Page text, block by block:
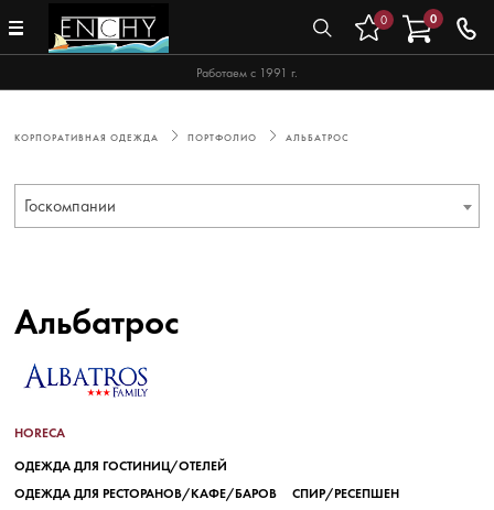
Работаем с 1991 г.
0 0
КОРПОРАТИВНАЯ ОДЕЖДА ПОРТФОЛИО АЛЬБАТРОС
Госкомпании
Альбатрос
HORECA
ОДЕЖДА ДЛЯ ГОСТИНИЦ/ОТЕЛЕЙ
ОДЕЖДА ДЛЯ РЕСТОРАНОВ/КАФЕ/БАРОВ
СПИР/РЕСЕПШЕН